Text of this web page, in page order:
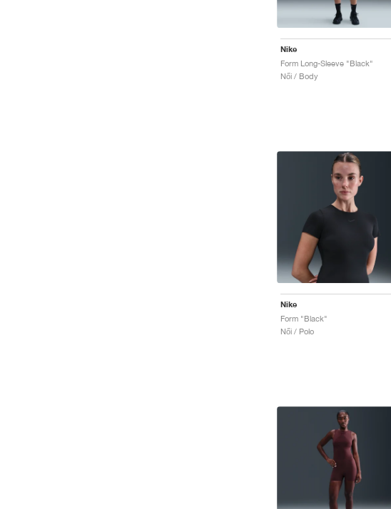
Nike
Form Long-Sleeve "Black"
Női / Body
Nike
Form "Black"
Női / Polo